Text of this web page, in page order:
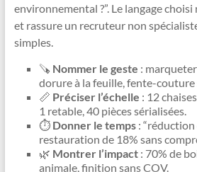
environnemental ?”. Le langage
et rassure un recruteur non
simples.
🪚 Nommer le geste :
dorure à la feuille, fente-couture
📏 Préciser l’échelle : 12
1 retable, 40 pièces sérialisées.
⏱️ Donner le temps: “réduction
restauration de 18% sans
🌿 Montrer l’impact: 70% de
animale, finition sans COV.